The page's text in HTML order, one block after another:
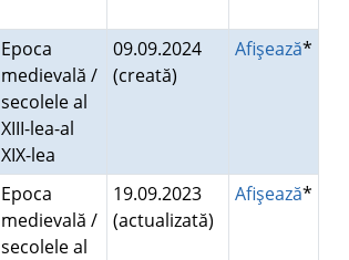
Epoca
medievală /
secolele al
XIII-lea-al
XIX-lea
09.09.2024
(creată)
Afişează*
Epoca
medievală /
secolele al
19.09.2023
(actualizată)
Afişează*